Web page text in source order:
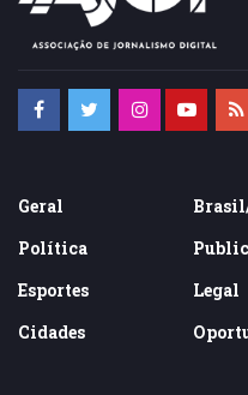
Geral
Política
Esportes
Cidades
Legal